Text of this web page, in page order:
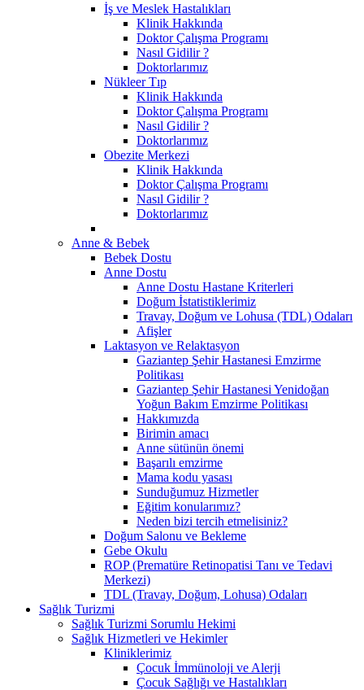
İş ve Meslek Hastalıkları
Klinik Hakkında
Doktor Çalışma Programı
Nasıl Gidilir ?
Doktorlarımız
Nükleer Tıp
Klinik Hakkında
Doktor Çalışma Programı
Nasıl Gidilir ?
Doktorlarımız
Obezite Merkezi
Klinik Hakkında
Doktor Çalışma Programı
Nasıl Gidilir ?
Doktorlarımız
Anne & Bebek
Bebek Dostu
Anne Dostu
Anne Dostu Hastane Kriterleri
Doğum İstatistiklerimiz
Travay, Doğum ve Lohusa (TDL) Odaları
Afişler
Laktasyon ve Relaktasyon
Gaziantep Şehir Hastanesi Emzirme
Politikası
Gaziantep Şehir Hastanesi Yenidoğan
Yoğun Bakım Emzirme Politikası
Hakkımızda
Birimin amacı
Anne sütünün önemi
Başarılı emzirme
Mama kodu yasası
Sunduğumuz Hizmetler
Eğitim konularımız?
Neden bizi tercih etmelisiniz?
Doğum Salonu ve Bekleme
Gebe Okulu
ROP (Prematüre Retinopatisi Tanı ve Tedavi
Merkezi)
TDL (Travay, Doğum, Lohusa) Odaları
Sağlık Turizmi
Sağlık Turizmi Sorumlu Hekimi
Sağlık Hizmetleri ve Hekimler
Kliniklerimiz
Çocuk İmmünoloji ve Alerji
Çocuk Sağlığı ve Hastalıkları